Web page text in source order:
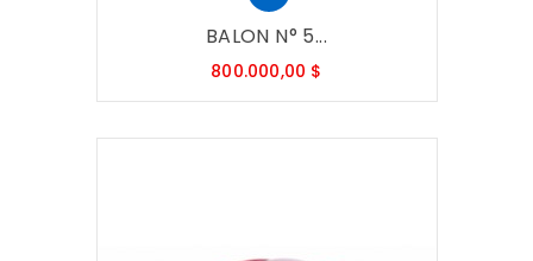
BALON N° 5...
800.000,00 $